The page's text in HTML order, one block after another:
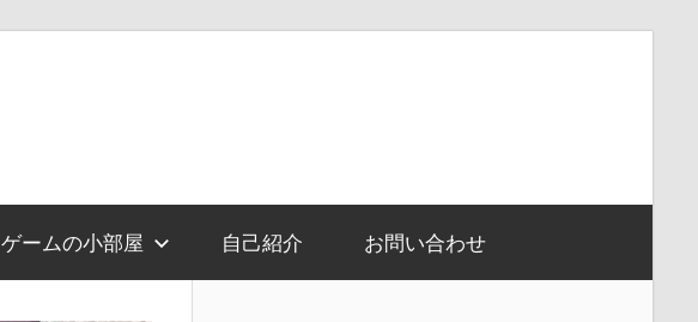
ゲームの小部屋 自己紹介 お問い合わせ